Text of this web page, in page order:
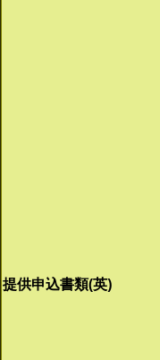
提供申込書類(英)